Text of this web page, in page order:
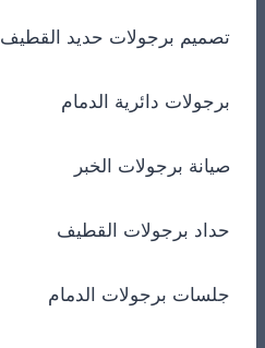
تصميم برجولات حديد القطيف
برجولات دائرية الدمام
صيانة برجولات الخبر
حداد برجولات القطيف
جلسات برجولات الدمام